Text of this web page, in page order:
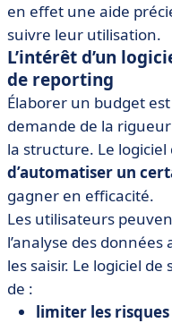
en effet une aide
suivre leur utilisation.
L’intérêt d’un
de reporting
Élaborer un budget
demande de la
la structure. Le
d’automatiser un
gagner en efficacité.
Les utilisateurs
l’analyse des
les saisir. Le logiciel
de :
limiter les risques